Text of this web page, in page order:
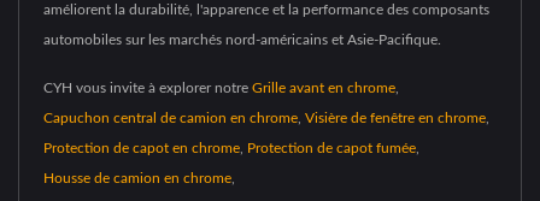
améliorent la durabilité, l'apparence et la performance des composants
automobiles sur les marchés nord-américains et Asie-Pacifique.
CYH vous invite à explorer notre Grille avant en chrome
Capuchon central de camion en chrome Visière de fenêtre en chrome
Protection de capot en chrome Protection de capot fumée
Housse de camion en chrome